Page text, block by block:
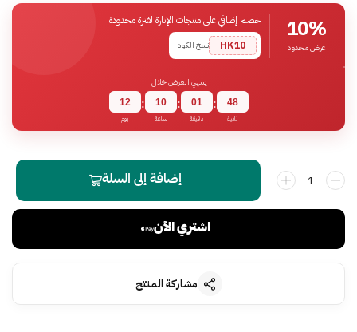
10%
عرض محدود
خصم إضافي على منتجات الإنارة لفترة محدودة
HK10
نسخ الكود
ينتهي العرض خلال
12
يوم
: 10
ساعة
: 01
دقيقة
: 47
ثانية
إضافة إلى السلة
اشتري الآن
مشاركة المنتج